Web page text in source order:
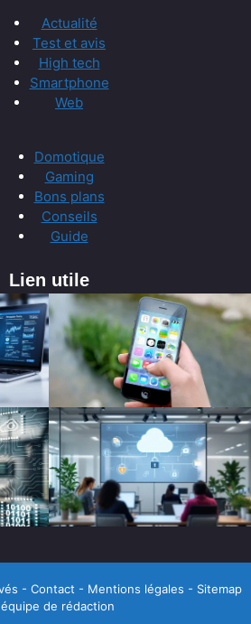
Actualité
Test et avis
High tech
Smartphone
Web
Domotique
Gaming
Bons plans
Conseils
Guide
Lien utile
- Contact - Mentions légales - Sitemap
de rédaction